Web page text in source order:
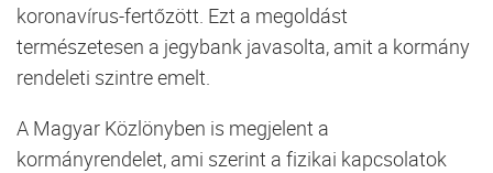
koronavírus-fertőzött. Ezt a megoldást
természetesen a jegybank javasolta, amit a kormány
rendeleti szintre emelt.
A Magyar Közlönyben is megjelent a
kormányrendelet, ami szerint a fizikai kapcsolatok